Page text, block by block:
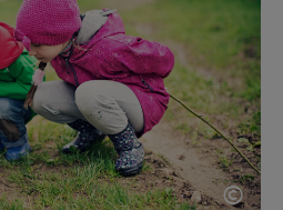
©